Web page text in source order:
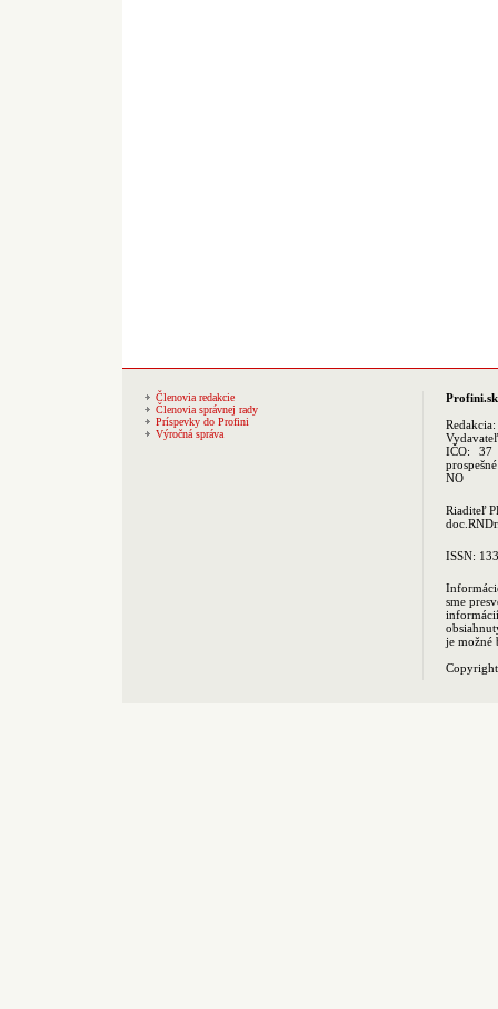
Členovia redakcie
Členovia správnej rady
Príspevky do Profini
Výročná správa
Profini.sk
Redakcia:
IČO: 37
NO
Riaditeľ
ISSN:
sme
je možné